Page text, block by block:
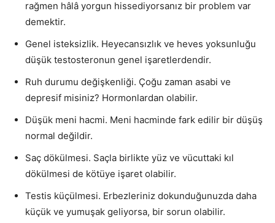
rağmen hâlâ yorgun hissediyorsanız bir problem var
demektir.
Genel isteksizlik. Heyecansızlık ve heves yoksunluğu
düşük testosteronun genel işaretlerdendir.
Ruh durumu değişkenliği. Çoğu zaman asabi ve
depresif misiniz? Hormonlardan olabilir.
Düşük meni hacmi. Meni hacminde fark edilir bir düşüş
normal değildir.
Saç dökülmesi. Saçla birlikte yüz ve vücuttaki kıl
dökülmesi de kötüye işaret olabilir.
Testis küçülmesi. Erbezleriniz dokunduğunuzda daha
küçük ve yumuşak geliyorsa, bir sorun olabilir.